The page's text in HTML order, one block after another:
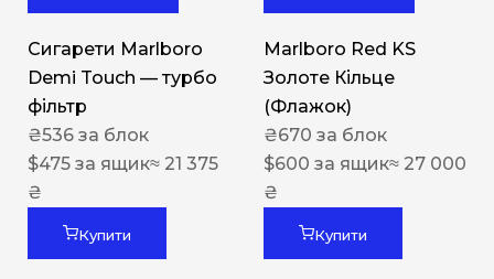
Сигарети Marlboro
Demi Touch — турбо
фільтр
₴536 за блок
$475 за ящик≈ 21 375
₴
Купити
Marlboro Red KS
Золоте Кільце
(Флажок)
₴670 за блок
$600 за ящик≈ 27 000
₴
Купити